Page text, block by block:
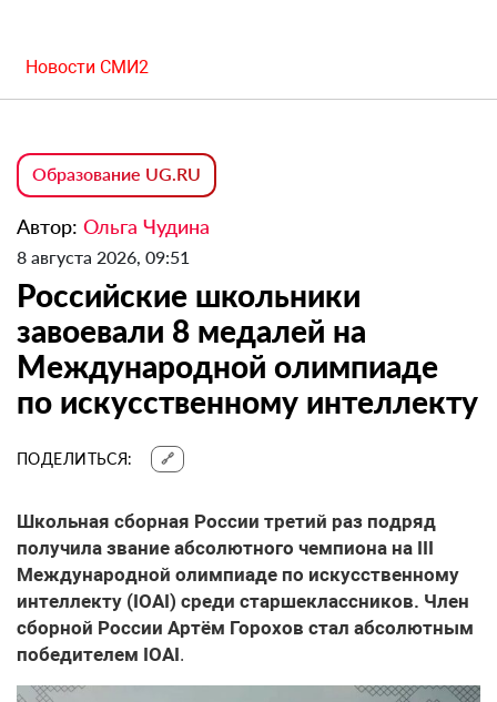
Новости СМИ2
Образование UG.RU
Автор: Ольга Чудина
8 августа 2026, 09:51
Российские школьники
завоевали 8 медалей на
Международной олимпиаде
по искусственному интеллекту
ПОДЕЛИТЬСЯ:
Школьная сборная России третий раз подряд
получила звание абсолютного чемпиона на III
Международной олимпиаде по искусственному
интеллекту (IOAI) среди старшеклассников. Член
сборной России Артём Горохов стал абсолютным
победителем IOAI.